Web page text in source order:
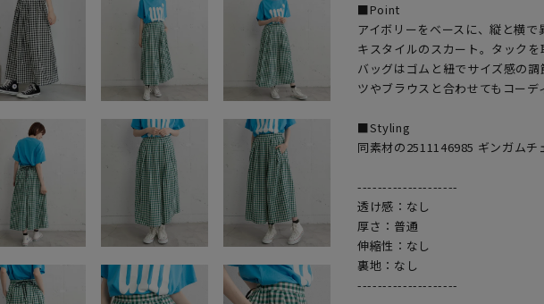
■Point
アイボリーをベースに、縦と横
キスタイルのスカート。タック
バッグはゴムと紐でサイズ感の
ツやブラウスと合わせてもコーデ
■Styling
同素材の2511146985 ギンガムチ
--------------------
透け感：なし
厚さ：普通
伸縮性：なし
裏地：なし
--------------------